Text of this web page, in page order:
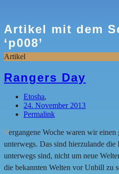
Artikel mit dem
‘p008’
Artikel
Rangers Day
Etosha,
24. November 2013
Permalink
Vergangene Woche waren wir einen
unterwegs. Das sind hierzulande die
unterwegs sind, nicht um neue
die bekannten Welten vor Unbill zu